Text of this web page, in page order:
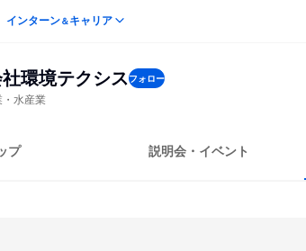
インターン＆キャリア
環境テクシスフォロー
・水産業
プ 説明会・イベント